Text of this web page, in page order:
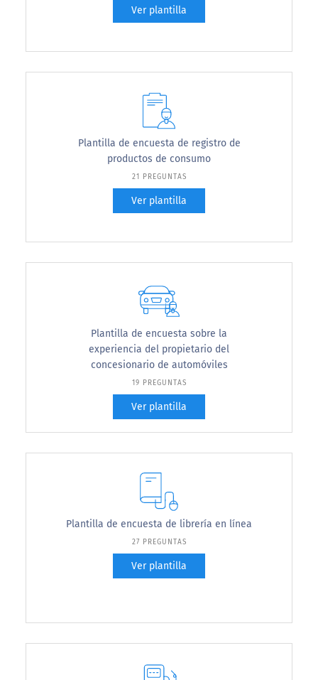
Ver plantilla
Plantilla de encuesta de registro de
productos de consumo
21 PREGUNTAS
Ver plantilla
Plantilla de encuesta sobre la
experiencia del propietario del
concesionario de automóviles
19 PREGUNTAS
Ver plantilla
Plantilla de encuesta de librería en línea
27 PREGUNTAS
Ver plantilla